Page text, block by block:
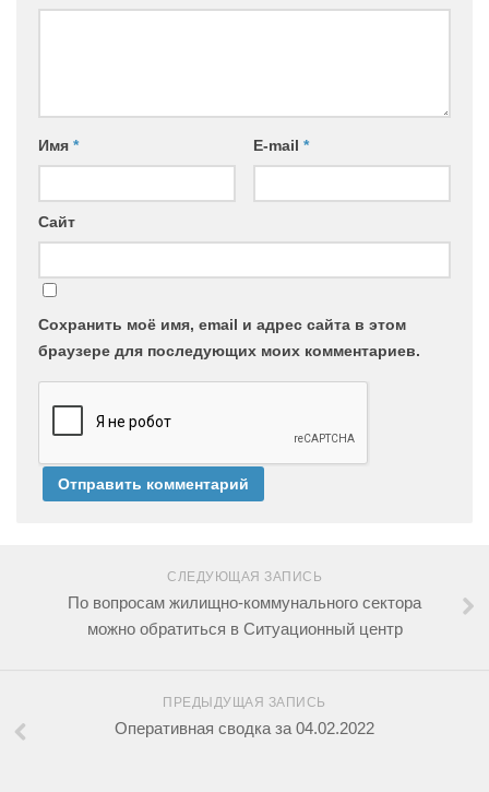
Имя * E-mail *
Сайт
Сохранить моё имя, email и адрес сайта в этом
браузере для последующих моих комментариев.
СЛЕДУЮЩАЯ ЗАПИСЬ
По вопросам жилищно-коммунального сектора
можно обратиться в Ситуационный центр
ПРЕДЫДУЩАЯ ЗАПИСЬ
Оперативная сводка за 04.02.2022